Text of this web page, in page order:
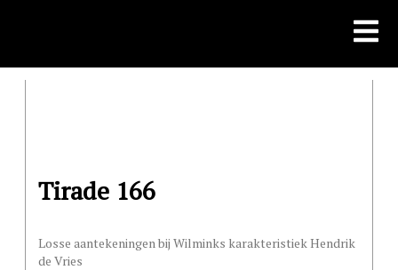
Tirade 166
Losse aantekeningen bij Wilminks karakteristiek Hendrik
de Vries